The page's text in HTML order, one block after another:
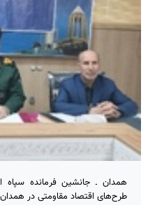
همدان ـ جانشین فرمانده
طرح‌های اقتصاد مقاومتی در